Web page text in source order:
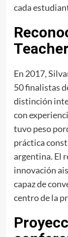
cada
En 2017,
50 finalistas
distinción
con
tuvo peso
práctica
argentina. El
innovación
capaz de
centro de la